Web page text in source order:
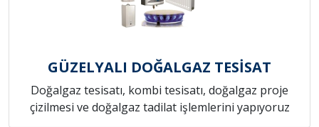
GÜZELYALI DOĞALGAZ TESİSAT
Doğalgaz tesisatı, kombi tesisatı, doğalgaz proje
çizilmesi ve doğalgaz tadilat işlemlerini yapıyoruz